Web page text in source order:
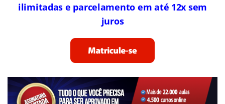
ilimitadas e parcelamento em até 12x sem
juros